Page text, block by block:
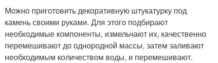
Можно приготовить декоративную штукатурку под
камень своими руками. Для этого подбирают
необходимые компоненты, измельчают их, качественно
перемешивают до однородной массы, затем заливают
необходимым количеством воды, и перемешивают.